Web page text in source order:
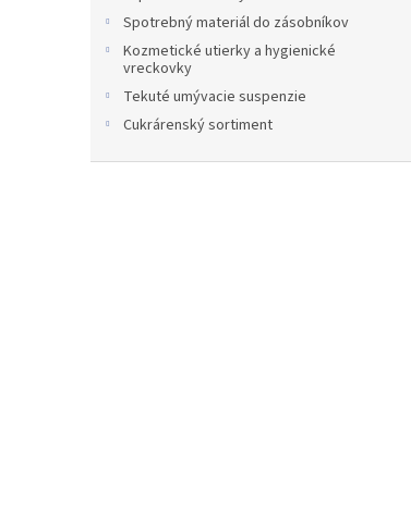
Spotrebný materiál do zásobníkov
Kozmetické utierky a hygienické
vreckovky
Tekuté umývacie suspenzie
Cukrárenský sortiment